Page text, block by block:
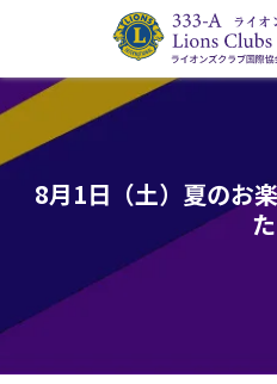
ライオンズクラブ国際協会333-A地区の活
8月1日（土）夏のお
た